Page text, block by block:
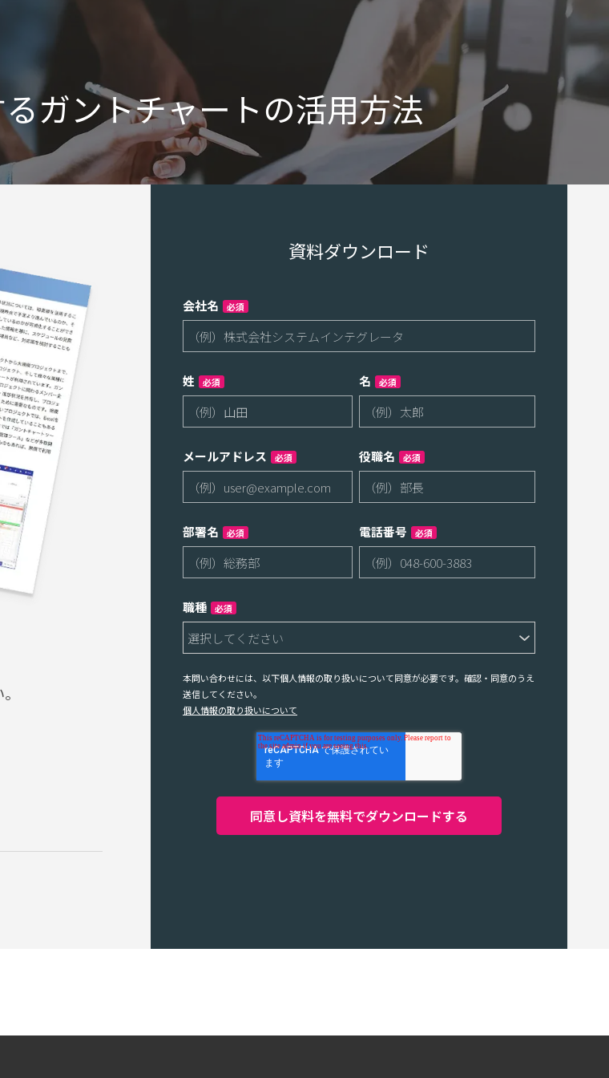
ガントチャートの活用方法
資料ダウンロード
会社名 必須
姓 必須 名 必須
メールアドレス 必須 役職名 必須
部署名 必須 電話番号 必須
職種 必須
本問い合わせには、以下個人情報の取り扱いについて同意が必要です。確認・同意のうえ
送信してください。
個人情報の取り扱いについて